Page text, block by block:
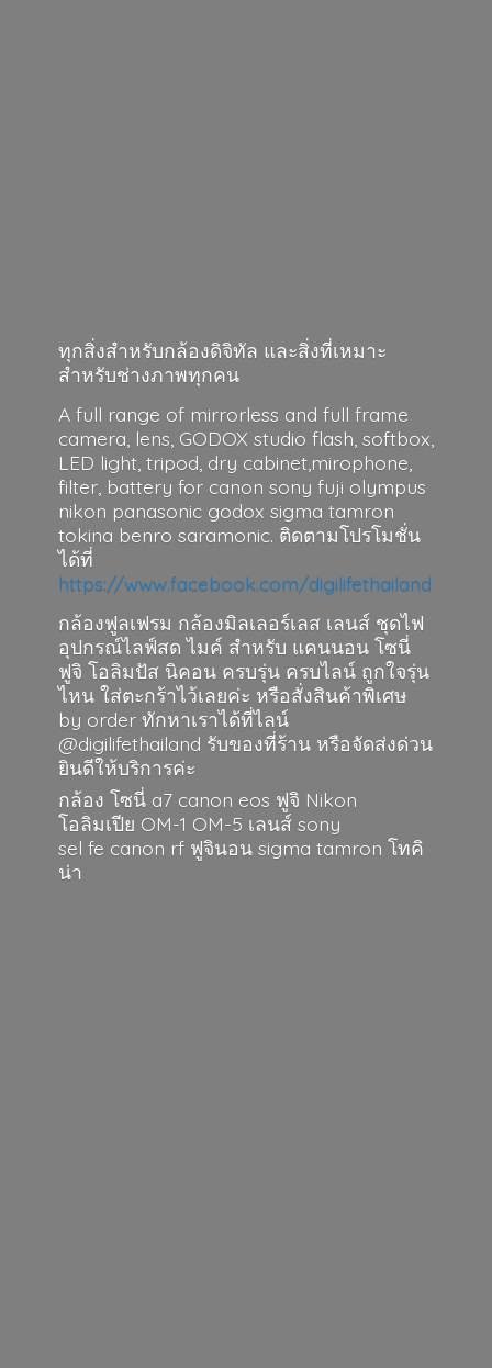
ทุกสิ่งสำหรับกล้องดิจิทัล และสิ่งที่เหมาะ
สำหรับช่างภาพทุกคน
A full range of mirrorless and full frame
camera, lens, GODOX studio flash, softbox,
LED light, tripod, dry cabinet,mirophone,
filter, battery for canon sony fuji olympus
nikon panasonic godox sigma tamron
tokina benro saramonic. ติดตามโปรโมชั่น
ได้ที่
https://www.facebook.com/digilifethailand
กล้องฟูลเฟรม กล้องมิลเลอร์เลส เลนส์ ชุดไฟ
อุปกรณ์ไลฟ์สด ไมค์ สำหรับ แคนนอน โซนี่
ฟูจิ โอลิมปัส นิคอน ครบรุ่น ครบไลน์ ถูกใจรุ่น
ไหน ใส่ตะกร้าไว้เลยค่ะ หรือสั่งสินค้าพิเศษ
by order ทักหาเราได้ที่ไลน์
@digilifethailand รับของที่ร้าน หรือจัดส่งด่วน
ยินดีให้บริการค่ะ
กล้อง โซนี่ a7 canon eos ฟูจิ Nikon
โอลิมเปีย OM-1 OM-5 เลนส์ sony
sel fe canon rf ฟูจินอน sigma tamron โทคิ
น่า